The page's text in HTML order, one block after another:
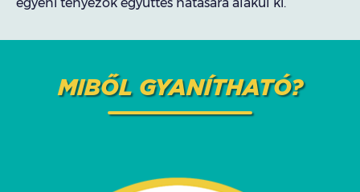
MIBŐL GYANÍTHATÓ?